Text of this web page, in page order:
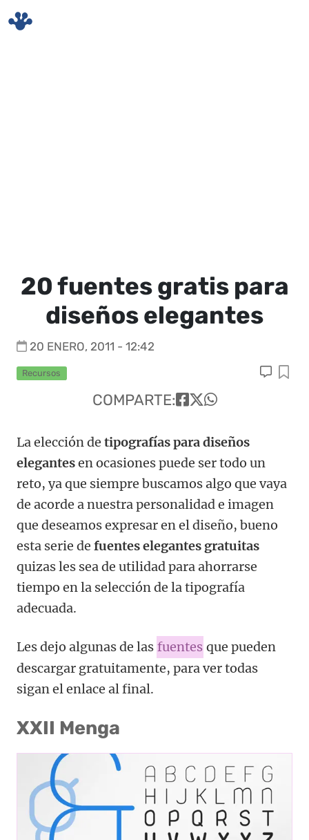
20 fuentes gratis para
diseños elegantes
20 ENERO, 2011 - 12:42
Recursos
COMPARTE:
La elección de tipografías para diseños
elegantesen ocasiones puede ser todo un
reto, ya que siempre buscamos algo que vaya
de acorde a nuestra personalidad e imagen
que deseamos expresar en el diseño, bueno
esta serie de fuentes elegantes gratuitas
quizas les sea de utilidad para ahorrarse
tiempo en la selección de la tipografía
adecuada.
Les dejo algunas de las fuentes que pueden
descargar gratuitamente, para ver todas
sigan el enlace al final.
XXII Menga